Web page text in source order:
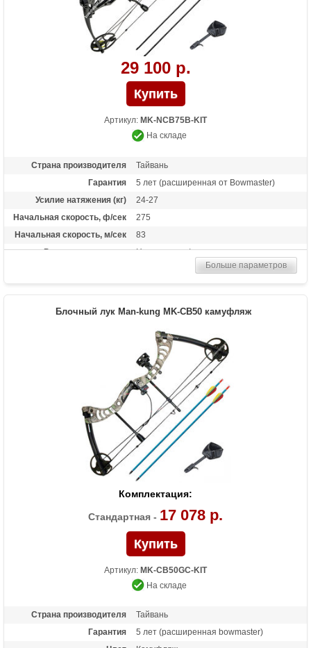
29 100 р.
Артикул: MK-NCB75B-KIT
На складе
Страна производителя
Тайвань
Гарантия
5 лет (расширенная от Bowmaster)
Усилие натяжения (кг)
24-27
Начальная скорость, ф/сек
275
Начальная скорость, м/сек
83
Рекомендуется для
Начинающих/опытных
Длина растяжки
от 25 до 31 дюймов
Охотничий прицел с 3 пинами, полочка
вискер, релиз, воск, пип-сайт, петелька, 2
алюминиевые стрелы
Только лук
Масса (кг)
1.8
Назначение
Развлечение, охота
Больше параметров
Блочный лук Man-kung MK-CB50 камуфляж
Комплектация:
Стандартная - 17 078 р.
Артикул: MK-CB50GC-KIT
На складе
Страна производителя
Тайвань
Гарантия
5 лет (расширенная bowmaster)